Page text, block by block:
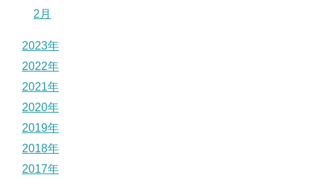
2月
2023年
2022年
2021年
2020年
2019年
2018年
2017年